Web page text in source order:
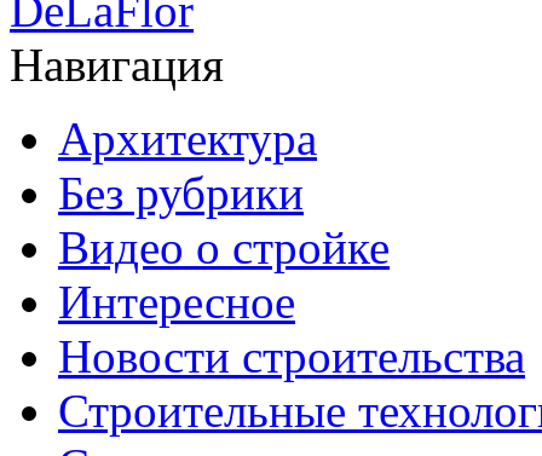
Навигация
Архитектура
Без рубрики
Видео о стройке
Интересное
Новости строительства
Строительные